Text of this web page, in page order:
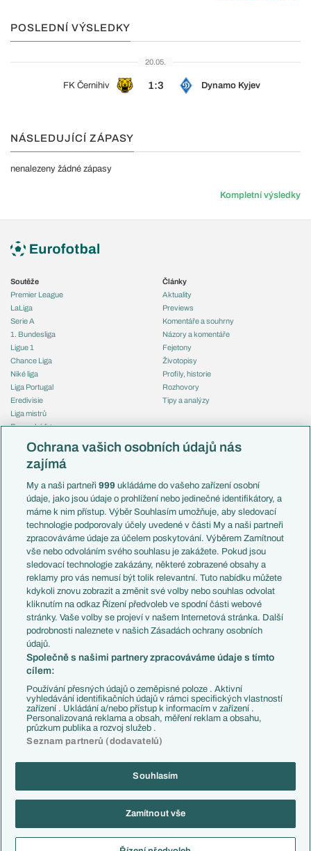
POSLEDNÍ VÝSLEDKY
20.05.
FK Černihiv 1:3 Dynamo Kyjev
NÁSLEDUJÍCÍ ZÁPASY
nenalezeny žádné zápasy
Kompletní výsledky
Soutěže
Premier League
LaLiga
Serie A
1. Bundesliga
Ligue 1
Chance Liga
Niké liga
Liga Portugal
Eredivisie
Liga mistrů
Evropská liga
Mistrovství světa
Liga národů
Témata
Představení týmů MS
EuroSkauting
PL v kostce
Evropské koeficienty
Přestupy
Přestupové spekulace
Zranění
Kluby
Arsenal FC
Chelsea FC
Manchester United
AC Milán
Juventus FC
Bayern Mnichov
FC Barcelona
Real Madrid
Články
Aktuality
Previews
Komentáře a souhrny
Názory a komentáře
Fejetony
Životopisy
Profily, historie
Rozhovory
Tipy a analýzy
Česko
Francie
Itálie
Německo
Španělsko
Argentina
Brazílie
Přestupy
Zápasy
Livescore
Tipovací soutěž
Copyright © 2001-2026 EuroFotbal.cz. Využíváme zpravodajství ČTK.
Informace o zpracování osobních údajů
Ochrana vašich osobních údajů nás
zajímá
My a naši partneři999 ukládáme do vašeho zařízení osobní
údaje, jako jsou údaje o prohlížení nebo jedinečné identifikátory, a
máme k nim přístup. Výběr Souhlasím umožňuje, aby sledovací
technologie podporovaly účely uvedené v části My a naši partneři
zpracováváme údaje za účelem poskytování. Výběrem Zamítnout
vše nebo odvoláním svého souhlasu je zakážete. Pokud jsou
sledovací technologie zakázány, některé zobrazené obsahy a
reklamy pro vás nemusí být tolik relevantní. Tuto nabídku můžete
kdykoli znovu zobrazit a změnit své volby nebo souhlas odvolat
kliknutím na odkaz Řízení předvoleb ve spodní části webové
stránky. Vaše volby se projeví v našem Internetová stránka. Další
podrobnosti naleznete v našich Zásadách ochrany osobních
údajů.
Společně s našimi partnery zpracováváme údaje s tímto
cílem:
Používání přesných údajů o zeměpisné poloze . Aktivní
vyhledávání identifikačních údajů v rámci specifických vlastností
zařízení . Ukládání a/nebo přístup k informacím v zařízení .
Personalizovaná reklama a obsah, měření reklam a obsahu,
průzkum publika a rozvoj služeb .
Seznam partnerů (dodavatelů)
Souhlasím
Zamítnout vše